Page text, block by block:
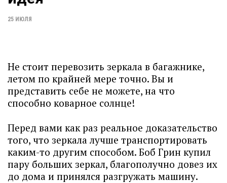
25 ИЮЛЯ
Не стоит перевозить зеркала в багажнике,
летом по крайней мере точно. Вы и
представить себе не можете, на что
способно коварное солнце!
Перед вами как раз реальное доказательство
того, что зеркала лучше транспортировать
каким-то другим способом. Боб Грин купил
пару больших зеркал, благополучно довез их
до дома и принялся разгружать машину.